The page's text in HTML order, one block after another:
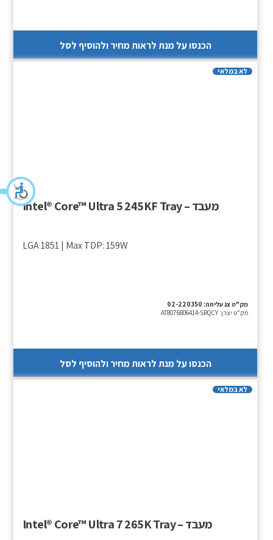
הכנסו על מנת לראות מחיר ולהוסיף לסל
לא במלאי
מעבד – Intel® Core™ Ultra 5 245KF Tray
LGA 1851 | Max TDP: 159W
מק"ט צג עליתה: 02-220350
מק"ט יצרן: AT8076806414-SRQCY
הכנסו על מנת לראות מחיר ולהוסיף לסל
לא במלאי
מעבד – Intel® Core™ Ultra 7 265K Tray